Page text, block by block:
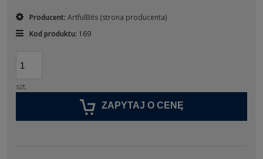
Producent: ArtfulBits (strona producenta)
Kod produktu: 169
szt.
ZAPYTAJ O CENĘ